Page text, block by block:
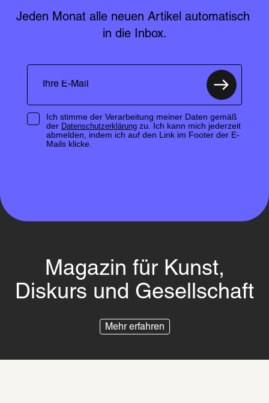
Jeden Monat alle neuen Artikel automatisch
in die Inbox.
Ich stimme der Verarbeitung meiner Daten gemäß
der Datenschutzerklärungzu. Ich kann mich jederzeit
abmelden, indem ich auf den Link im Footer der E-
Mails klicke.
Magazin für Kunst,
Diskurs und Gesellschaft
Mehr erfahren